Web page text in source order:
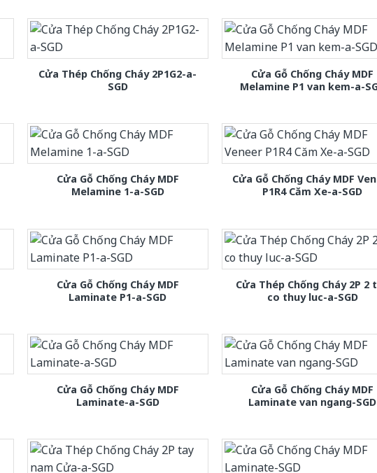
Cửa Thép Chống Cháy 2P1G2-a-
SGD
Cửa Gỗ Chống Cháy MDF
Melamine P1 van kem-a-
Cửa Gỗ Chống Cháy MDF
Melamine 1-a-SGD
Cửa Gỗ Chống Cháy MDF
P1R4 Căm Xe-a-SGD
Cửa Gỗ Chống Cháy MDF
Laminate P1-a-SGD
Cửa Thép Chống Cháy 2P 2
co thuy luc-a-SGD
Cửa Gỗ Chống Cháy MDF
Laminate-a-SGD
Cửa Gỗ Chống Cháy MDF
Laminate van ngang-SGD